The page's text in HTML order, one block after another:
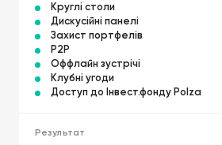
Круглі столи
Дискусійні панелі
Захист портфелів
P2P
Оффлайн зустрічі
Клубні угоди
Доступ до Інвест.фонду Polza